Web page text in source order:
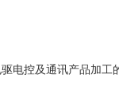
电控及通讯产品加工